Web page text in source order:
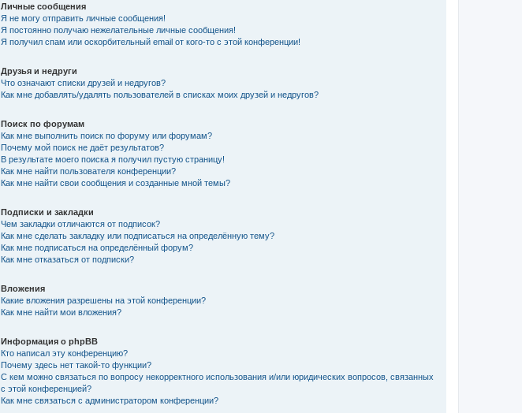
Личные сообщения
Я не могу отправить личные сообщения!
Я постоянно получаю нежелательные личные сообщения!
Я получил спам или оскорбительный email от кого-то с этой конференции!
Друзья и недруги
Что означают списки друзей и недругов?
Как мне добавлять/удалять пользователей в списках моих друзей и недругов?
Поиск по форумам
Как мне выполнить поиск по форуму или форумам?
Почему мой поиск не даёт результатов?
В результате моего поиска я получил пустую страницу!
Как мне найти пользователя конференции?
Как мне найти свои сообщения и созданные мной темы?
Подписки и закладки
Чем закладки отличаются от подписок?
Как мне сделать закладку или подписаться на определённую тему?
Как мне подписаться на определённый форум?
Как мне отказаться от подписки?
Вложения
Какие вложения разрешены на этой конференции?
Как мне найти мои вложения?
Информация о phpBB
Кто написал эту конференцию?
Почему здесь нет такой-то функции?
С кем можно связаться по вопросу некорректного использования и/или юридических вопросов, связанных
с этой конференцией?
Как мне связаться с администратором конференции?